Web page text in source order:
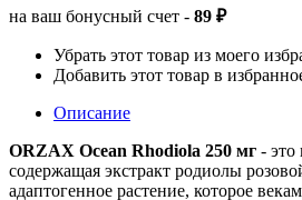
на ваш бонусный счет - 89 ₽
Убрать этот товар из моего
Добавить этот товар в
Описание
ORZAX Ocean Rhodiola 250 мг - это
содержащая экстракт родиолы
адаптогенное растение, которое